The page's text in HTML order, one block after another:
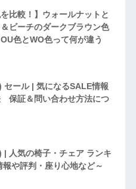
を比較！】ウォールナットと
ビーチのダークブラウン色
色とWO色って何が違う
セール | 気になるSALE情報
保証＆問い合わせ方法につ
| 人気の椅子・チェア ランキ
報や評判・座り心地など～